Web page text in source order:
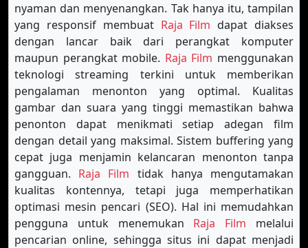
nyaman dan menyenangkan. Tak hanya itu, tampilan
yang responsif membuat Raja Film dapat diakses
dengan lancar baik dari perangkat komputer
maupun perangkat mobile. Raja Film menggunakan
teknologi streaming terkini untuk memberikan
pengalaman menonton yang optimal. Kualitas
gambar dan suara yang tinggi memastikan bahwa
penonton dapat menikmati setiap adegan film
dengan detail yang maksimal. Sistem buffering yang
cepat juga menjamin kelancaran menonton tanpa
gangguan. Raja Film tidak hanya mengutamakan
kualitas kontennya, tetapi juga memperhatikan
optimasi mesin pencari (SEO). Hal ini memudahkan
pengguna untuk menemukan Raja Film melalui
pencarian online, sehingga situs ini dapat menjadi